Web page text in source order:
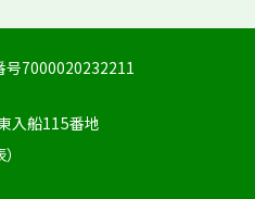
号7000020232211
入船115番地